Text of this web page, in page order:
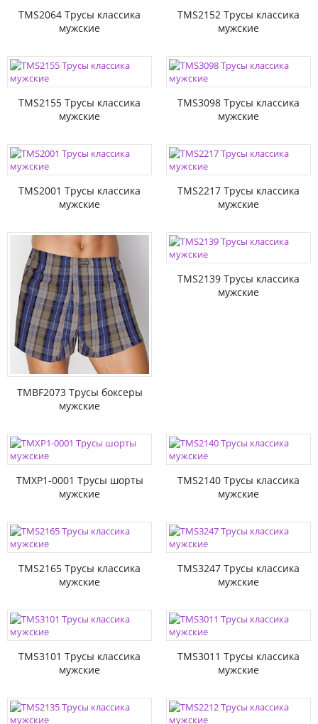
TMS2064 Трусы классика
мужские
TMS2152 Трусы классика
мужские
TMS2155 Трусы классика
мужские
TMS3098 Трусы классика
мужские
TMS2001 Трусы классика
мужские
TMS2217 Трусы классика
мужские
TMBF2073 Трусы боксеры
мужские
TMS2139 Трусы классика
мужские
TMXP1-0001 Трусы шорты
мужские
TMS2140 Трусы классика
мужские
TMS2165 Трусы классика
мужские
TMS3247 Трусы классика
мужские
TMS3101 Трусы классика
мужские
TMS3011 Трусы классика
мужские